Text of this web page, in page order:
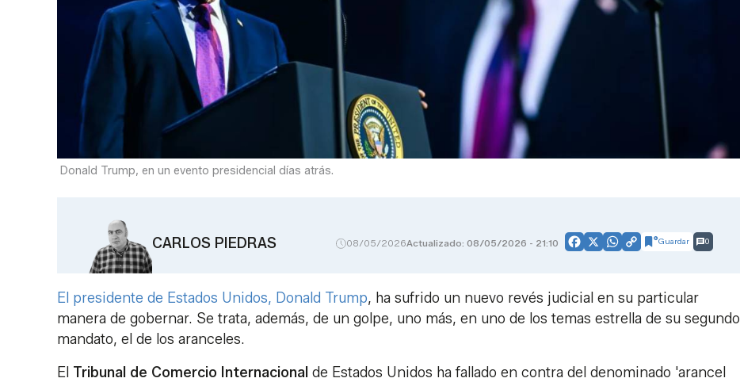
Donald Trump, en un evento presidencial días atrás.
CARLOS PIEDRAS 08/05/2026Actualizado: 08/05/2026 - 21:10 Facebook
X WhatsApp
CopyGuardar 0
El presidente de Estados Unidos, Donald Trump, ha sufrido un nuevo revés judicial en su particular
manera de gobernar. Se trata, además, de un golpe, uno más, en uno de los temas estrella de su segundo
mandato, el de los aranceles.
El Tribunal de Comercio Internacional de Estados Unidos ha fallado en contra del denominado 'arancel